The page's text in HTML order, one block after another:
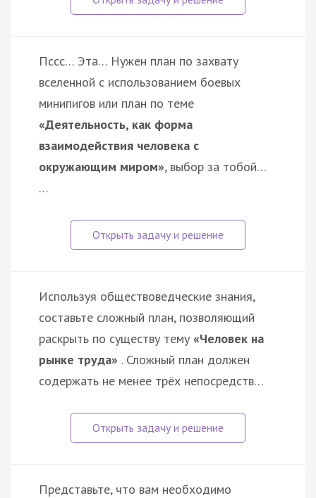
Пссс… Эта… Нужен план по захвату
вселенной с использованием боевых
минипигов или план по теме
«Деятельность, как форма
взаимодействия человека с
окружающим миром», выбор за тобой…
…
Используя обществоведческие знания,
составьте сложный план, позволяющий
раскрыть по существу тему «Человек на
рынке труда» . Сложный план должен
содержать не менее трёх непосредств…
Представьте, что вам необходимо